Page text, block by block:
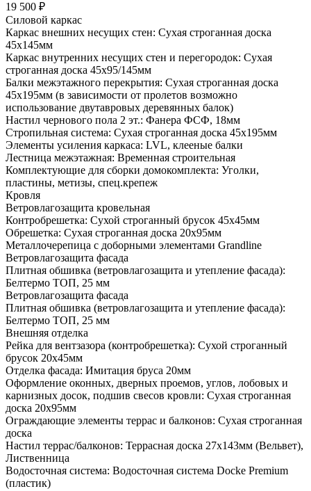
19 500 ₽
Силовой каркас
Каркас внешних несущих стен: Сухая строганная доска
45х145мм
Каркас внутренних несущих стен и перегородок: Сухая
строганная доска 45х95/145мм
Балки межэтажного перекрытия: Сухая строганная доска
45х195мм (в зависимости от пролетов возможно
использование двутавровых деревянных балок)
Настил чернового пола 2 эт.: Фанера ФСФ, 18мм
Стропильная система: Сухая строганная доска 45х195мм
Элементы усиления каркаса: LVL, клееные балки
Лестница межэтажная: Временная строительная
Комплектующие для сборки домокомплекта: Уголки,
пластины, метизы, спец.крепеж
Кровля
Ветровлагозащита кровельная
Контробрешетка: Сухой строганный брусок 45х45мм
Обрешетка: Сухая строганная доска 20х95мм
Металлочерепица с доборными элементами Grandline
Ветровлагозащита фасада
Плитная обшивка (ветровлагозащита и утепление фасада):
Белтермо ТОП, 25 мм
Ветровлагозащита фасада
Плитная обшивка (ветровлагозащита и утепление фасада):
Белтермо ТОП, 25 мм
Внешняя отделка
Рейка для вентзазора (контробрешетка): Сухой строганный
брусок 20х45мм
Отделка фасада: Имитация бруса 20мм
Оформление оконных, дверных проемов, углов, лобовых и
карнизных досок, подшив свесов кровли: Сухая строганная
доска 20х95мм
Ограждающие элементы террас и балконов: Сухая строганная
доска
Настил террас/балконов: Террасная доска 27х143мм (Вельвет),
Лиственница
Водосточная система: Водосточная система Docke Premium
(пластик)